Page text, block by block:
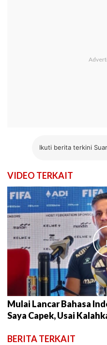
Ikuti berita terkini
VIDEO TERKAIT
Mulai Lancar Bahasa
Saya Capek, Usai
BERITA TERKAIT